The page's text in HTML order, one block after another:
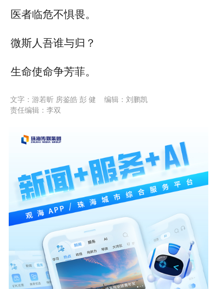
医者临危不惧畏。
微斯人吾谁与归？
生命使命争芳菲。
文字：游若昕 房鉴皓 彭 健
编辑：刘鹏凯
责任编辑：李双